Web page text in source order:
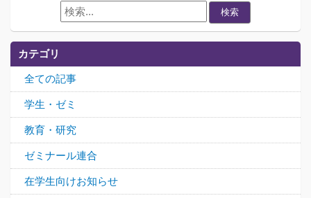
検索
カテゴリ
全ての記事
学生・ゼミ
教育・研究
ゼミナール連合
在学生向けお知らせ